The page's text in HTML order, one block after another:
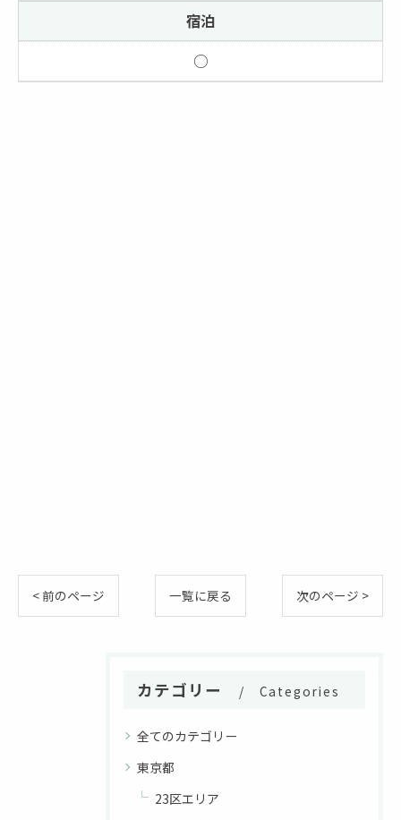
宿泊
○
< 前のページ 一覧に戻る 次のページ >
カテゴリー Categories
全てのカテゴリー
東京都
23区エリア